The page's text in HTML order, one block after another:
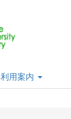
利用案内